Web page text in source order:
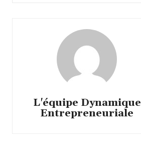
L'équipe Dynamique
Entrepreneuriale